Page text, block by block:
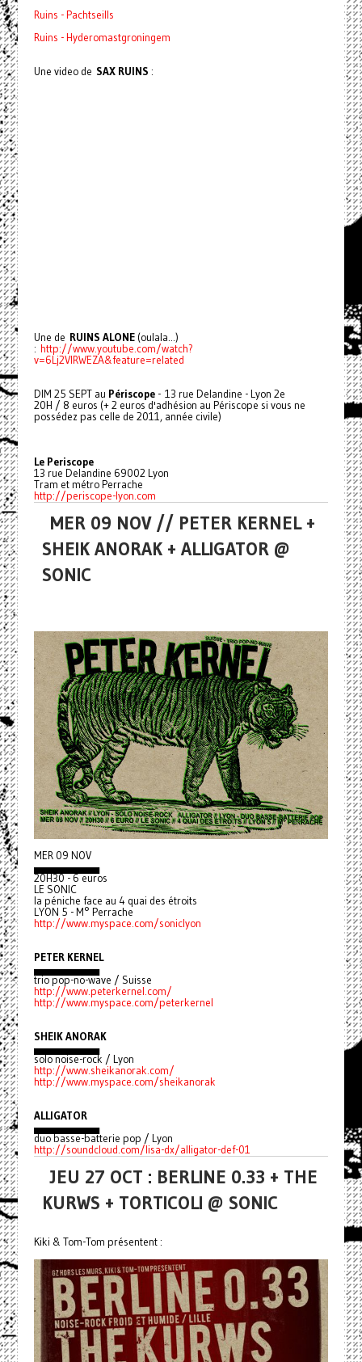
Ruins - Pachtseills
Ruins - Hyderomastgroningem
Une video de SAX RUINS :
Une de RUINS ALONE(oulala...)
: http://www.youtube.com/watch?
v=6Lj2VIRWEZA&feature=related
DIM 25 SEPT au Périscope- 13 rue Delandine - Lyon 2e
20H / 8 euros (+ 2 euros d'adhésion au Périscope si vous ne
possédez pas celle de 2011, année civile)
Le Periscope
13 rue Delandine 69002 Lyon
Tram et métro Perrache
http://periscope-lyon.com
MER 09 NOV // PETER KERNEL +
SHEIK ANORAK + ALLIGATOR @
SONIC
MER 09 NOV
▄▄▄▄▄▄▄▄▄
20H30 - 6 euros
LE SONIC
la péniche face au 4 quai des étroits
LYON 5 - M° Perrache
http://www.myspace.com/soniclyon
PETER KERNEL
▄▄▄▄▄▄▄▄▄
trio pop-no-wave / Suisse
http://www.peterkernel.com/
http://www.myspace.com/peterkernel
SHEIK ANORAK
▄▄▄▄▄▄▄▄▄
solo noise-rock / Lyon
http://www.sheikanorak.com/
http://www.myspace.com/sheikanorak
ALLIGATOR
▄▄▄▄▄▄▄▄▄
duo basse-batterie pop / Lyon
http://soundcloud.com/lisa-dx/alligator-def-01
JEU 27 OCT : BERLINE 0.33 + THE
KURWS + TORTICOLI @ SONIC
Kiki & Tom-Tom présentent :